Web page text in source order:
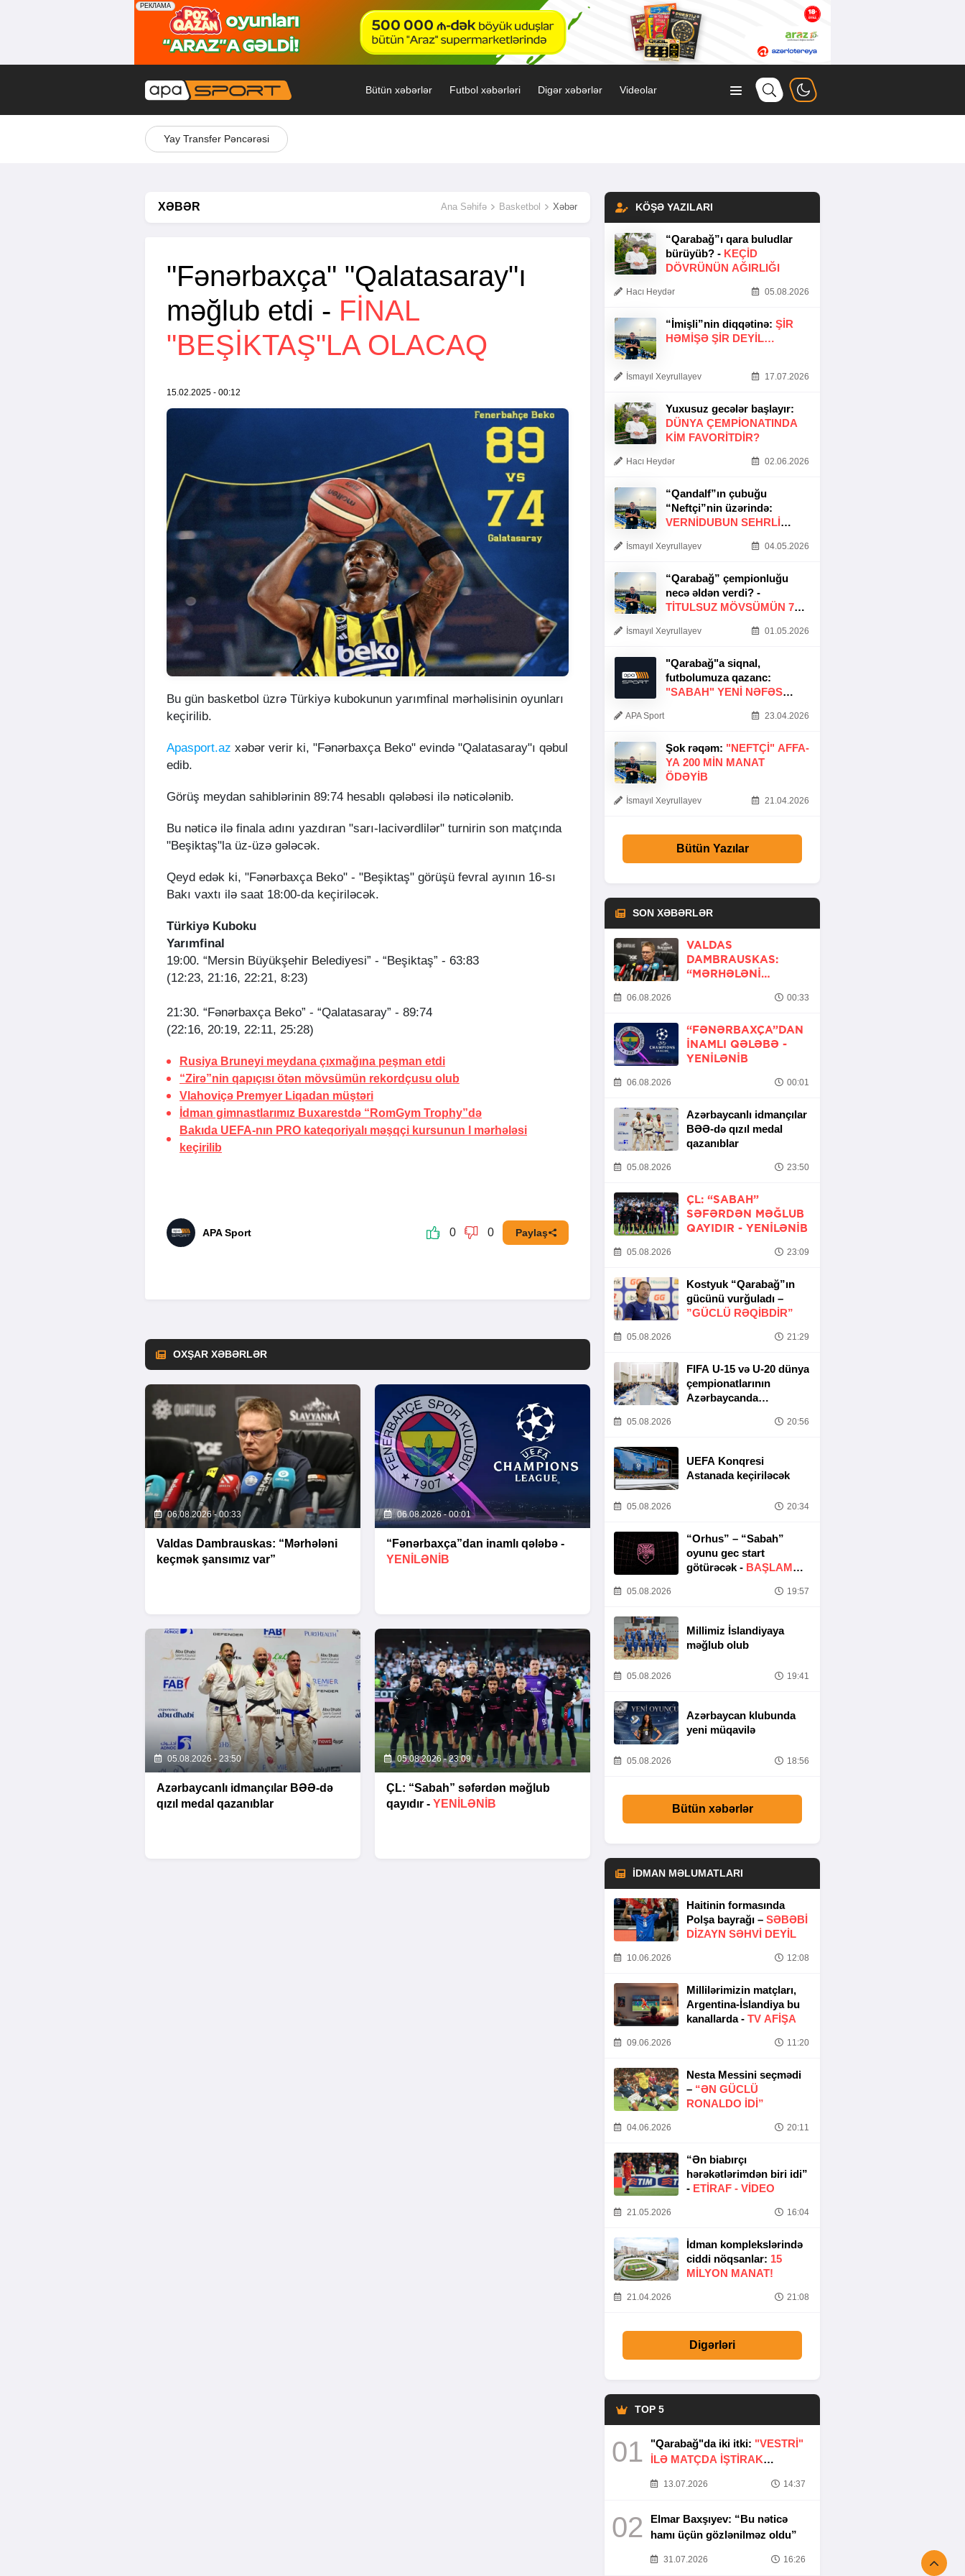
Bütün xəbərlər Futbol xəbərləri Digər xəbərlər Videolar
Yay Transfer Pəncərəsi
XƏBƏR Ana Səhifə Basketbol Xəbər
"Fənərbaxça" "Qalatasaray"ı
məğlub etdi - FINAL
"BEŞIKTAŞ"LA OLACAQ
15.02.2025 - 00:12
Bu gün basketbol üzrə Türkiyə kubokunun yarımfinal mərhəlisinin oyunları
keçirilib.
Apasport.az xəbər verir ki, "Fənərbaxça Beko" evində "Qalatasaray"ı qəbul
edib.
Görüş meydan sahiblərinin 89:74 hesablı qələbəsi ilə nəticələnib.
Bu nəticə ilə finala adını yazdıran "sarı-lacivərdlilər" turnirin son matçında
"Beşiktaş"la üz-üzə gələcək.
Qeyd edək ki, "Fənərbaxça Beko" - "Beşiktaş" görüşü fevral ayının 16-sı
Bakı vaxtı ilə saat 18:00-da keçiriləcək.
Türkiyə Kuboku
Yarımfinal
19:00. “Mersin Büyükşehir Belediyesi” - “Beşiktaş” - 63:83
(12:23, 21:16, 22:21, 8:23)
21:30. “Fənərbaxça Beko” - “Qalatasaray” - 89:74
(22:16, 20:19, 22:11, 25:28)
Rusiya Bruneyi meydana çıxmağına peşman etdi
“Zirə”nin qapıçısı ötən mövsümün rekordçusu olub
Vlahoviçə Premyer Liqadan müştəri
İdman gimnastlarımız Buxarestdə “RomGym Trophy”də
Bakıda UEFA-nın PRO kateqoriyalı məşqçi kursunun I mərhələsi
keçirilib
APA Sport 0 0 Paylaş
OXŞAR XƏBƏRLƏR
06.08.2026 - 00:33
Valdas Dambrauskas: “Mərhələni
keçmək şansımız var”
06.08.2026 - 00:01
“Fənərbaxça”dan inamlı qələbə -
YENİLƏNİB
05.08.2026 - 23:50
Azərbaycanlı idmançılar BƏƏ-də
qızıl medal qazanıblar
05.08.2026 - 23:09
ÇL: “Sabah” səfərdən məğlub
qayıdır - YENİLƏNİB
KÖŞƏ YAZILARI
“Qarabağ”ı qara buludlar
bürüyüb? - KEÇID
DÖVRÜNÜN AĞIRLIĞI
Hacı Heydər 05.08.2026
“İmişli”nin diqqətinə: ŞIR
HƏMIŞƏ ŞIR DEYIL…
İsmayıl Xeyrullayev 17.07.2026
Yuxusuz gecələr başlayır:
DÜNYA ÇEMPIONATINDA
KIM FAVORITDIR?
Hacı Heydər 02.06.2026
“Qandalf”ın çubuğu
“Neftçi”nin üzərində:
VERNİDUBUN SEHRLİ
İsmayıl Xeyrullayev 04.05.2026
“Qarabağ” çempionluğu
necə əldən verdi? -
TITULSUZ MÖVSÜMÜN 7
İsmayıl Xeyrullayev 01.05.2026
"Qarabağ"a siqnal,
futbolumuza qazanc:
"SABAH" YENI NƏFƏS
APA Sport 23.04.2026
Şok rəqəm: "NEFTÇI" AFFA-
YA 200 MIN MANAT
ÖDƏYIB
İsmayıl Xeyrullayev 21.04.2026
Bütün Yazılar
SON XƏBƏRLƏR
VALDAS
DAMBRAUSKAS:
“MƏRHƏLƏNI
06.08.2026 00:33
“FƏNƏRBAXÇA”DAN
INAMLI QƏLƏBƏ -
YENİLƏNİB
06.08.2026 00:01
Azərbaycanlı idmançılar
BƏƏ-də qızıl medal
qazanıblar
05.08.2026 23:50
ÇL: “SABAH”
SƏFƏRDƏN MƏĞLUB
QAYIDIR - YENİLƏNİB
05.08.2026 23:09
Kostyuk “Qarabağ”ın
gücünü vurğuladı –
”GÜCLÜ RƏQİBDİR”
05.08.2026 21:29
FIFA U-15 və U-20 dünya
çempionatlarının
Azərbaycanda
Təşkilat Komitəsinin
05.08.2026 20:56
UEFA Konqresi
Astanada keçiriləcək
05.08.2026 20:34
“Orhus” – “Sabah”
oyunu gec start
götürəcək - BAŞLAMA
05.08.2026 19:57
Millimiz İslandiyaya
məğlub olub
05.08.2026 19:41
Azərbaycan klubunda
yeni müqavilə
05.08.2026 18:56
Bütün xəbərlər
İDMAN MƏLUMATLARI
Haitinin formasında
Polşa bayrağı – SƏBƏBI
DIZAYN SƏHVI DEYIL
10.06.2026 12:08
Millilərimizin matçları,
Argentina-İslandiya bu
kanallarda - TV AFİŞA
09.06.2026 11:20
Nesta Messini seçmədi
– “ƏN GÜCLÜ
RONALDO IDI”
04.06.2026 20:11
“Ən biabırçı
hərəkətlərimdən biri idi”
- ETIRAF - VİDEO
21.05.2026 16:04
İdman komplekslərində
ciddi nöqsanlar: 15
MILYON MANAT!
21.04.2026 21:08
Digərləri
TOP 5
01 "Qarabağ"da iki itki: "VESTRİ"
İLƏ MATÇDA İŞTİRAK
13.07.2026 14:37
02
Elmar Baxşıyev: “Bu nəticə
hamı üçün gözlənilməz oldu”
31.07.2026 16:26